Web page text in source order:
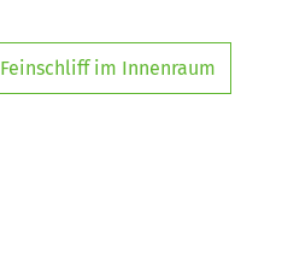
Feinschliff im Innenraum